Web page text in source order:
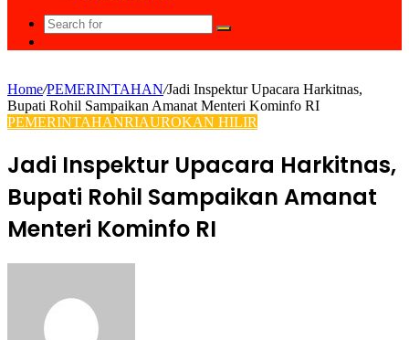
Search
for
Home/PEMERINTAHAN/Jadi Inspektur Upacara Harkitnas,
Bupati Rohil Sampaikan Amanat Menteri Kominfo RI
PEMERINTAHANRIAUROKAN HILIR
Jadi Inspektur Upacara Harkitnas,
Bupati Rohil Sampaikan Amanat
Menteri Kominfo RI